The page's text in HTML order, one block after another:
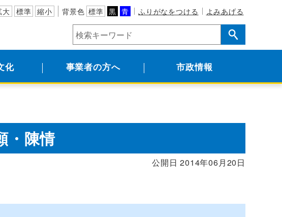
大 標準 縮小 背景色 標準 黒 青 ふりがなをつける よみあげる
化 事業者の方へ 市政情報
・陳情
公開日 2014年06月20日